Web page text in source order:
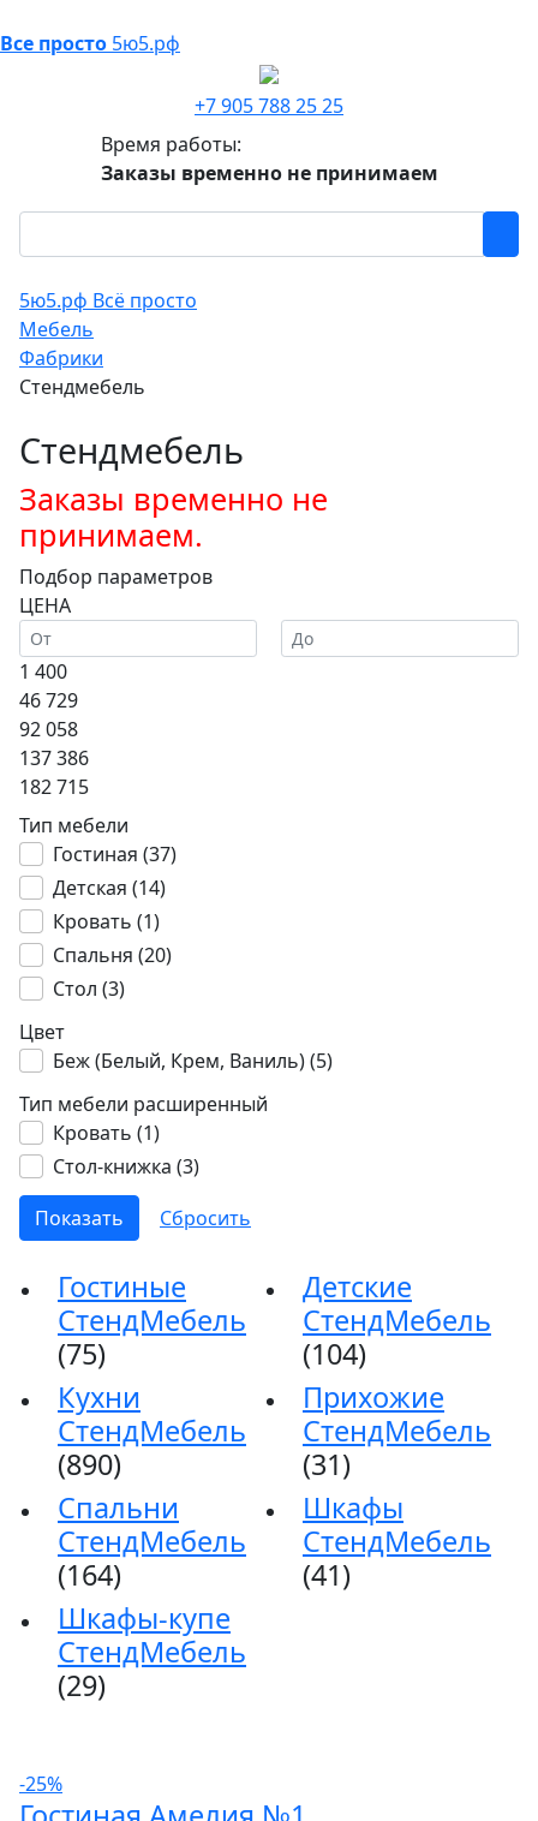
Все просто 5ю5.рф
+7 905 788 25 25
Время работы:
Заказы временно не принимаем
5ю5.рф Всё просто
Мебель
Фабрики
Стендмебель
Стендмебель
Заказы временно не
принимаем.
Подбор параметров
ЦЕНА
1 400
46 729
92 058
137 386
182 715
Тип мебели
Гостиная (37)
Детская (14)
Кровать (1)
Спальня (20)
Стол (3)
Цвет
Беж (Белый, Крем, Ваниль) (5)
Тип мебели расширенный
Кровать (1)
Стол-книжка (3)
Гостиные
СтендМебель
(75)
Детские
СтендМебель
(104)
Кухни
СтендМебель
(890)
Прихожие
СтендМебель
(31)
Спальни
СтендМебель
(164)
Шкафы
СтендМебель
(41)
Шкафы-купе
СтендМебель
(29)
-25%